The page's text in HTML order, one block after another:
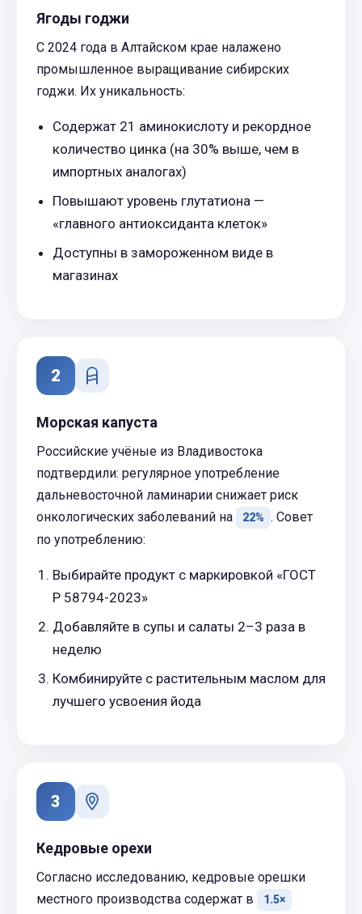
Ягоды годжи
С 2024 года в Алтайском крае налажено
промышленное выращивание сибирских
годжи. Их уникальность:
Содержат 21 аминокислоту и рекордное
количество цинка (на 30% выше, чем в
импортных аналогах)
Повышают уровень глутатиона —
«главного антиоксиданта клеток»
Доступны в замороженном виде в
магазинах
2
Морская капуста
Российские учёные из Владивостока
подтвердили: регулярное употребление
дальневосточной ламинарии снижает риск
онкологических заболеваний на
22% . Совет
по употреблению:
Выбирайте продукт с маркировкой «ГОСТ
Р 58794-2023»
Добавляйте в супы и салаты 2–3 раза в
неделю
Комбинируйте с растительным маслом для
лучшего усвоения йода
3
Кедровые орехи
Согласно исследованию, кедровые орешки
местного производства содержат в
1.5×